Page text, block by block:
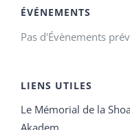
ÉVÉNEMENTS
Pas d'Évènements
LIENS UTILES
Le Mémorial de la
Akadem